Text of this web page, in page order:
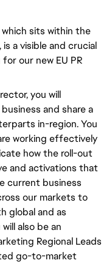
sits within the
a visible and crucial
our new EU PR
you will
and share a
in-region. You
working effectively
how the roll-out
and activations that
current business
our markets to
global and as
also be an
Regional Leads
go-to-market